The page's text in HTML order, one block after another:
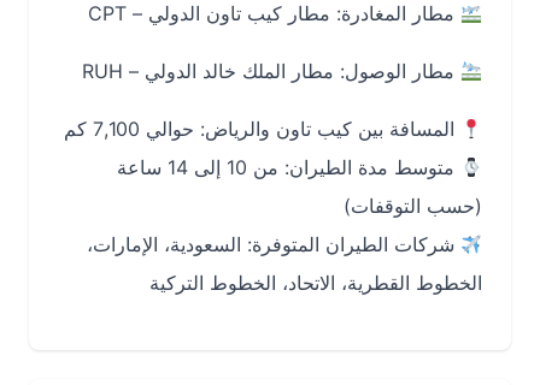
مطار المغادرة: مطار كيب تاون الدولي – CPT
مطار الوصول: مطار الملك خالد الدولي – RUH
المسافة بين كيب تاون والرياض: حوالي 7,100 كم
متوسط مدة الطيران: من 10 إلى 14 ساعة
(حسب التوقفات)
شركات الطيران المتوفرة: السعودية، الإمارات،
الخطوط القطرية، الاتحاد، الخطوط التركية